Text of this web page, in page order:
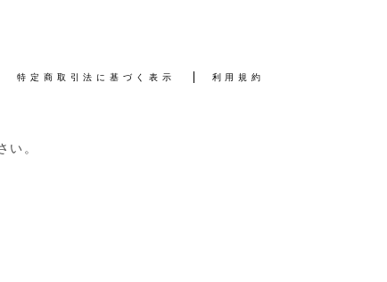
特定商取引法に基づく表示 利用規約
。